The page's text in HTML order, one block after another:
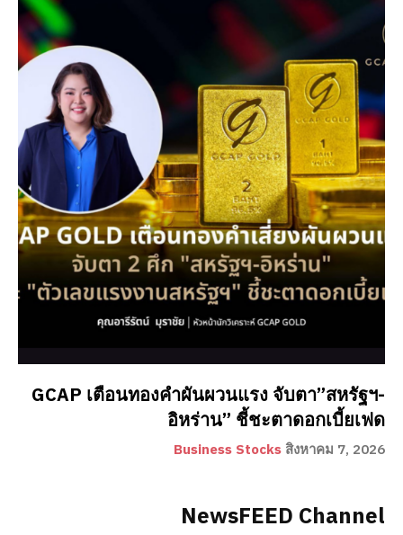
GCAP เตือนทองคำผันผวนแรง จับตา”สหรัฐฯ-
อิหร่าน” ชี้ชะตาดอกเบี้ยเฟด
Business Stocks สิงหาคม 7, 2026
NewsFEED Channel